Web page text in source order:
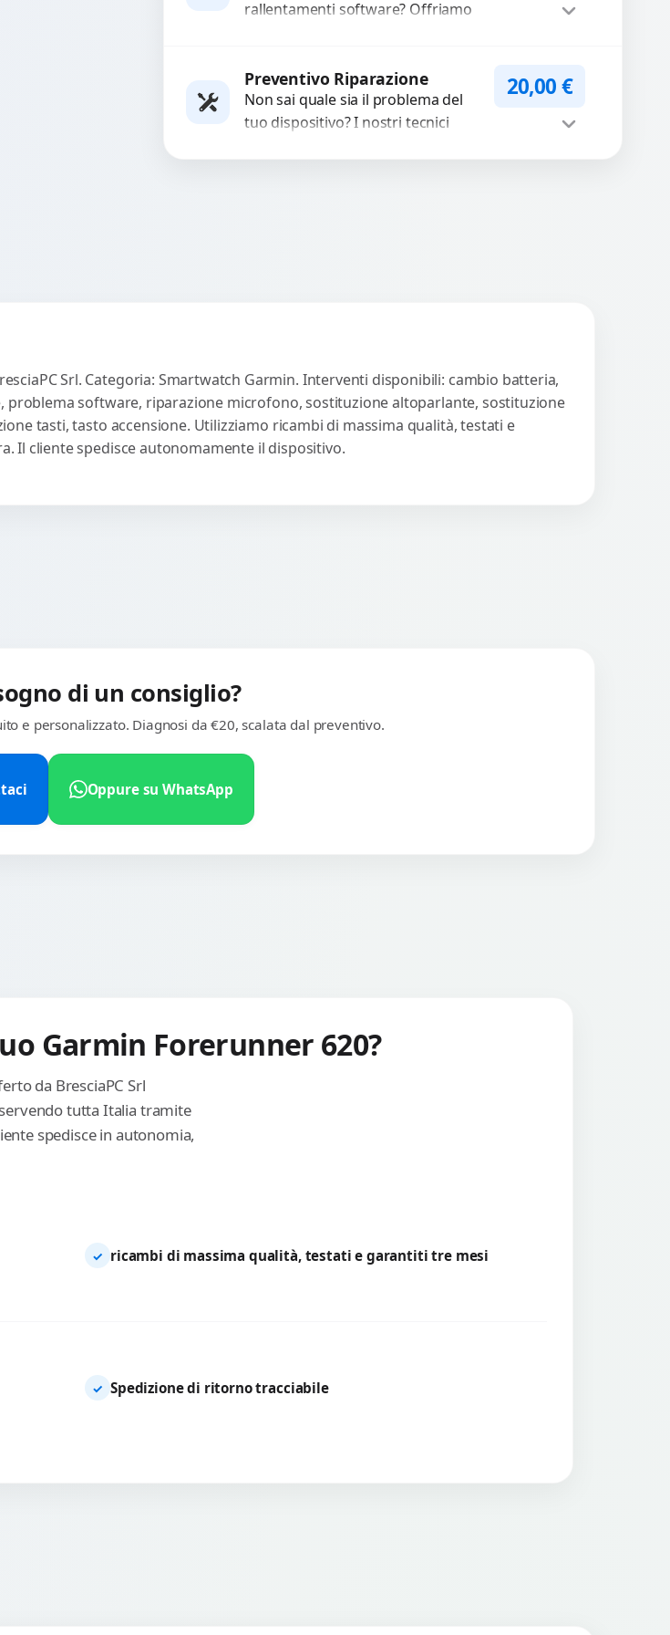
rallentamenti software? Offriamo
ottimali. Risolviamo problemi...
Preventivo Riparazione
Non sai quale sia il problema del
tuo dispositivo? I nostri tecnici
20,00€
Srl. Categoria: Smartwatch Garmin. Interventi disponibili: cambio batteria,
software, riparazione microfono, sostituzione altoparlante, sostituzione
tasti, tasto accensione. Utilizziamo ricambi di massima qualità, testati e
Il cliente spedisce autonomamente il dispositivo.
di un consiglio?
e personalizzato. Diagnosi da €20, scalata dal preventivo.
Oppure su WhatsApp
Garmin Forerunner 620?
da BresciaPC Srl
tutta Italia tramite
spedisce in autonomia,
✓ ricambi di massima qualità, testati e garantiti tre mesi
✓ Spedizione di ritorno tracciabile